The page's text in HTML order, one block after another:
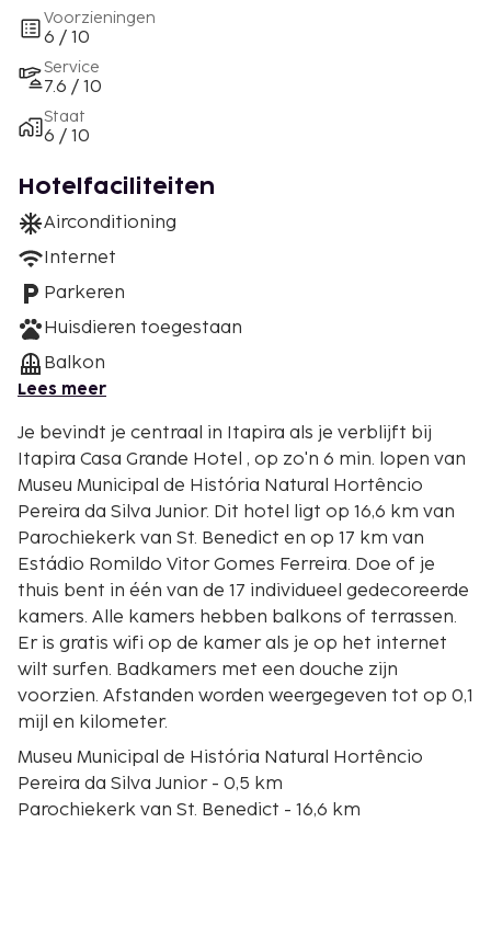
Voorzieningen
6 / 10
Service
7.6 / 10
Staat
6 / 10
Hotelfaciliteiten
Airconditioning
Internet
Parkeren
Huisdieren toegestaan
Balkon
Lees meer
Je bevindt je centraal in Itapira als je verblijft bij
Itapira Casa Grande Hotel , op zo'n 6 min. lopen van
Museu Municipal de História Natural Hortêncio
Pereira da Silva Junior. Dit hotel ligt op 16,6 km van
Parochiekerk van St. Benedict en op 17 km van
Estádio Romildo Vitor Gomes Ferreira. Doe of je
thuis bent in één van de 17 individueel gedecoreerde
kamers. Alle kamers hebben balkons of terrassen.
Er is gratis wifi op de kamer als je op het internet
wilt surfen. Badkamers met een douche zijn
voorzien. Afstanden worden weergegeven tot op 0,1
mijl en kilometer.
Museu Municipal de História Natural Hortêncio
Pereira da Silva Junior - 0,5 km
Parochiekerk van St. Benedict - 16,6 km